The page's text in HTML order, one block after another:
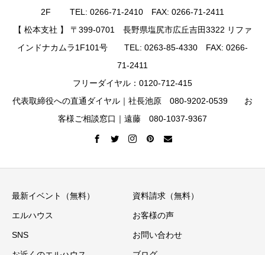
2F TEL: 0266-71-2410 FAX: 0266-71-2411
【 松本支社 】 〒399-0701 長野県塩尻市広丘吉田3322 リファ
インドナカムラ1F101号 TEL: 0263-85-4330 FAX: 0266-
71-2411
フリーダイヤル：0120-712-415
代表取締役への直通ダイヤル｜社長池原 080-9202-0539 お
客様ご相談窓口｜遠藤 080-1037-9367
最新イベント（無料） 資料請求（無料）
エルハウス お客様の声
SNS お問い合わせ